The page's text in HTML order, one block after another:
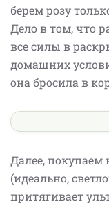
берем розу
Дело в том, что
все силы в
домашних
она бросила в
Далее,
(идеально,
притягивает